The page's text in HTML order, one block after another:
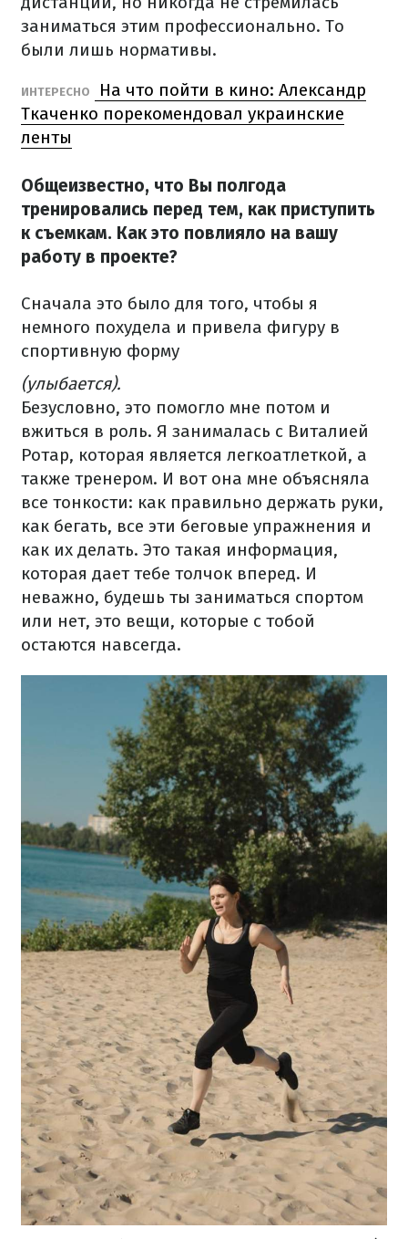
заниматься этим профессионально. То
были лишь нормативы.
ИНТЕРЕСНО
На что пойти в кино: Александр
Ткаченко порекомендовал украинские
ленты
Общеизвестно, что Вы полгода
тренировались перед тем, как приступить
к съемкам. Как это повлияло на вашу
работу в проекте?
Сначала это было для того, чтобы я
немного похудела и привела фигуру в
спортивную форму
(улыбается).
Безусловно, это помогло мне потом и
вжиться в роль. Я занималась с Виталией
Ротар, которая является легкоатлеткой, а
также тренером. И вот она мне объясняла
все тонкости: как правильно держать руки,
как бегать, все эти беговые упражнения и
как их делать. Это такая информация,
которая дает тебе толчок вперед. И
неважно, будешь ты заниматься спортом
или нет, это вещи, которые с тобой
остаются навсегда.